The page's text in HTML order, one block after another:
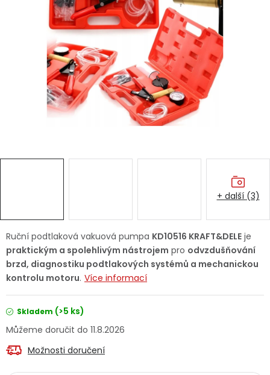
Dětská hřiště
Autodoplňky
Vánoce
Ochranné pomůcky
Jaký je aktuální stav mé objednávky?
Velkoobchodní spolupráce (B2B)
Servis nářadí Hodnocení obchodu
Ruční podtlaková vakuová pumpa KD10516 KRAFT&DELE je
praktickým a spolehlivým nástrojem pro odvzdušňování
brzd, diagnostiku podtlakových systémů a mechanickou
kontrolu motoru. Více informací
Skladem (>5 ks)
11.8.2026
Možnosti doručení
+ další (3)